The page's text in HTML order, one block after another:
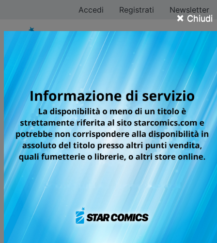
× Chiudi
Accedi Registrati Newsletter
Riku Sanjo
Tutti i fumetti